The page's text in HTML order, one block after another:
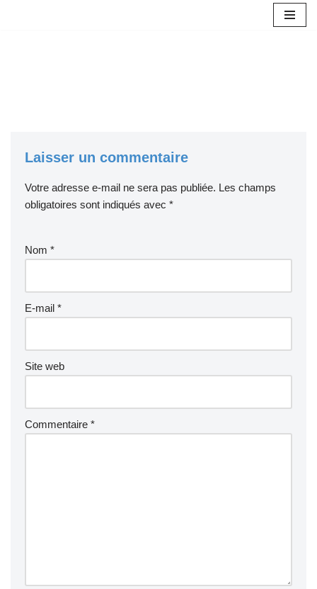
Laisser un commentaire
Votre adresse e-mail ne sera pas publiée. Les champs
obligatoires sont indiqués avec *
Nom *
E-mail *
Site web
Commentaire *